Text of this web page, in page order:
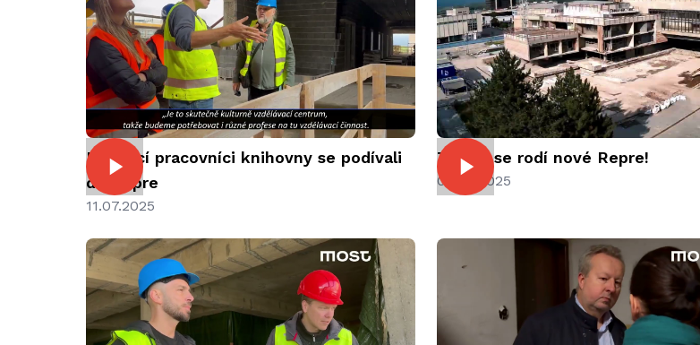
Budoucí pracovníci knihovny se podívali
do Repre
11.07.2025
Takhle se rodí nové Repre!
04.07.2025